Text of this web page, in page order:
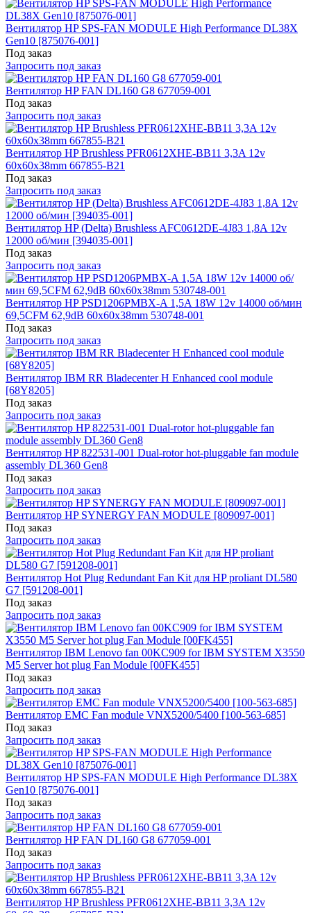
Вентилятор HP SPS-FAN MODULE High Performance DL38X
Gen10 [875076-001]
Под заказ
Запросить под заказ
Вентилятор HP FAN DL160 G8 677059-001
Под заказ
Запросить под заказ
Вентилятор HP Brushless PFR0612XHE-BB11 3,3A 12v
60x60x38mm 667855-B21
Под заказ
Запросить под заказ
Вентилятор HP (Delta) Brushless AFC0612DE-4J83 1,8A 12v
12000 об/мин [394035-001]
Под заказ
Запросить под заказ
Вентилятор HP PSD1206PMBX-A 1,5A 18W 12v 14000 об/мин
69,5CFM 62,9dB 60x60x38mm 530748-001
Под заказ
Запросить под заказ
Вентилятор IBM RR Bladecenter H Enhanced cool module
[68Y8205]
Под заказ
Запросить под заказ
Вентилятор HP 822531-001 Dual-rotor hot-pluggable fan module
assembly DL360 Gen8
Под заказ
Запросить под заказ
Вентилятор HP SYNERGY FAN MODULE [809097-001]
Под заказ
Запросить под заказ
Вентилятор Hot Plug Redundant Fan Kit для HP proliant DL580
G7 [591208-001]
Под заказ
Запросить под заказ
Вентилятор IBM Lenovo fan 00KC909 for IBM SYSTEM X3550
M5 Server hot plug Fan Module [00FK455]
Под заказ
Запросить под заказ
Вентилятор EMC Fan module VNX5200/5400 [100-563-685]
Под заказ
Запросить под заказ
Вентилятор HP SPS-FAN MODULE High Performance DL38X
Gen10 [875076-001]
Под заказ
Запросить под заказ
Вентилятор HP FAN DL160 G8 677059-001
Под заказ
Запросить под заказ
Вентилятор HP Brushless PFR0612XHE-BB11 3,3A 12v